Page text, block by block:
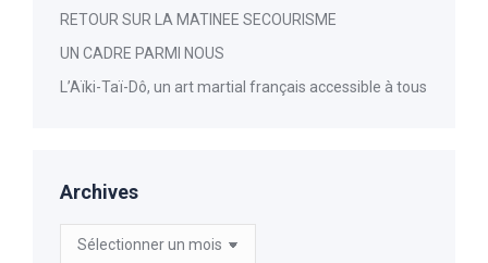
RETOUR SUR LA MATINEE SECOURISME
UN CADRE PARMI NOUS
L’Aïki-Taï-Dô, un art martial français accessible à tous
Archives
Archives